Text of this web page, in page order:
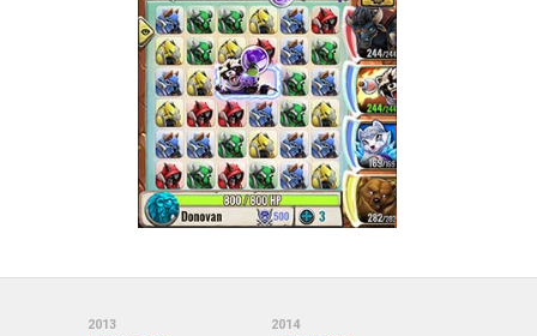
2013
2014